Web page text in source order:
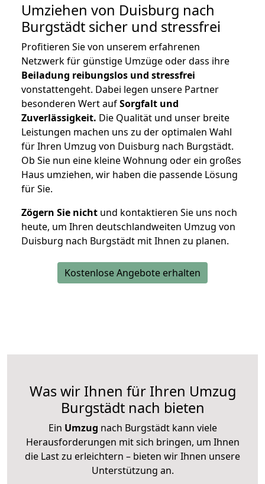
Umziehen von Duisburg nach
Burgstädt sicher und stressfrei
Profitieren Sie von unserem erfahrenen
Netzwerk für günstige Umzüge oder dass ihre
Beiladung reibungslos und stressfrei
vonstattengeht. Dabei legen unsere Partner
besonderen Wert aufSorgfalt und
Zuverlässigkeit. Die Qualität und unser breite
Leistungen machen uns zu der optimalen Wahl
für Ihren Umzug von Duisburg nach Burgstädt.
Ob Sie nun eine kleine Wohnung oder ein großes
Haus umziehen, wir haben die passende Lösung
für Sie.
Zögern Sie nicht und kontaktieren Sie uns noch
heute, um Ihren deutschlandweiten Umzug von
Duisburg nach Burgstädt mit Ihnen zu planen.
Kostenlose Angebote erhalten
Was wir Ihnen für Ihren Umzug
Burgstädt nach bieten
Ein Umzug nach Burgstädt kann viele
Herausforderungen mit sich bringen, um Ihnen
die Last zu erleichtern – bieten wir Ihnen unsere
Unterstützung an.